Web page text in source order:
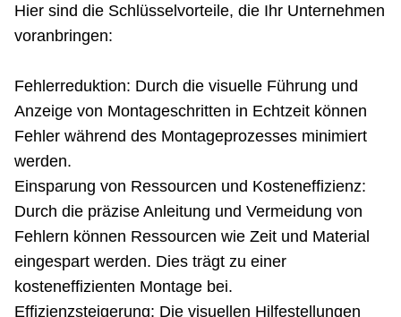
Hier sind die Schlüsselvorteile, die Ihr Unternehmen
voranbringen:
Fehlerreduktion: Durch die visuelle Führung und
Anzeige von Montageschritten in Echtzeit können
Fehler während des Montageprozesses minimiert
werden.
Einsparung von Ressourcen und Kosteneffizienz:
Durch die präzise Anleitung und Vermeidung von
Fehlern können Ressourcen wie Zeit und Material
eingespart werden. Dies trägt zu einer
kosteneffizienten Montage bei.
Effizienzsteigerung: Die visuellen Hilfestellungen